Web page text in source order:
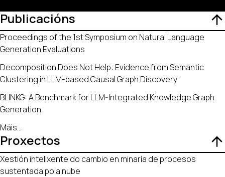
Publicacións
Proceedings of the 1st Symposium on Natural Language
Generation Evaluations
Decomposition Does Not Help: Evidence from Semantic
Clustering in LLM-based Causal Graph Discovery
BLINKG: A Benchmark for LLM-Integrated Knowledge Graph
Generation
Máis...
Proxectos
Xestión intelixente do cambio en minaría de procesos
sustentada pola nube